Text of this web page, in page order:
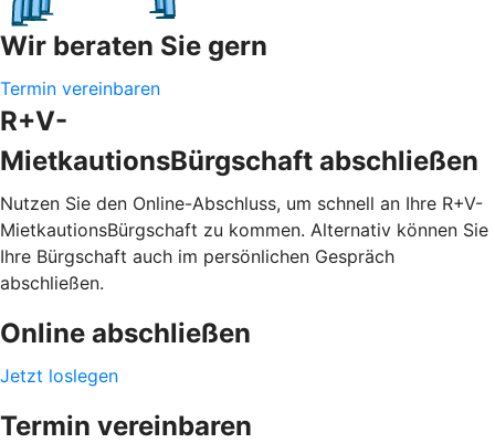
Wir beraten Sie gern
Termin vereinbaren
R+V-
MietkautionsBürgschaft abschließen
Nutzen Sie den Online-Abschluss, um schnell an Ihre R+V-
MietkautionsBürgschaft zu kommen. Alternativ können Sie
Ihre Bürgschaft auch im persönlichen Gespräch
abschließen.
Online abschließen
Jetzt loslegen
Termin vereinbaren